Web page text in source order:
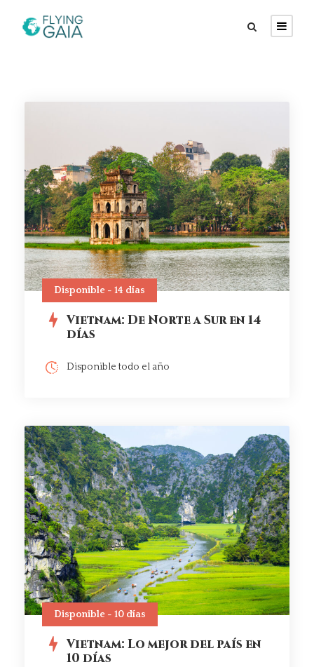
Disponible - 14 días
Vietnam: De Norte a Sur en 14
días
Disponible todo el año
Disponible - 10 días
Vietnam: Lo mejor del país en
10 días